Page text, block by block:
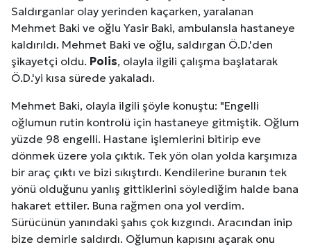
Saldırganlar olay yerinden kaçarken, yaralanan
Mehmet Baki ve oğlu Yasir Baki, ambulansla hastaneye
kaldırıldı. Mehmet Baki ve oğlu, saldırgan Ö.D.'den
şikayetçi oldu. Polis, olayla ilgili çalışma başlatarak
Ö.D.'yi kısa sürede yakaladı.
Mehmet Baki, olayla ilgili şöyle konuştu: "Engelli
oğlumun rutin kontrolü için hastaneye gitmiştik. Oğlum
yüzde 98 engelli. Hastane işlemlerini bitirip eve
dönmek üzere yola çıktık. Tek yön olan yolda karşımıza
bir araç çıktı ve bizi sıkıştırdı. Kendilerine buranın tek
yönü olduğunu yanlış gittiklerini söylediğim halde bana
hakaret ettiler. Buna rağmen ona yol verdim.
Sürücünün yanındaki şahıs çok kızgındı. Aracından inip
bize demirle saldırdı. Oğlumun kapısını açarak onu